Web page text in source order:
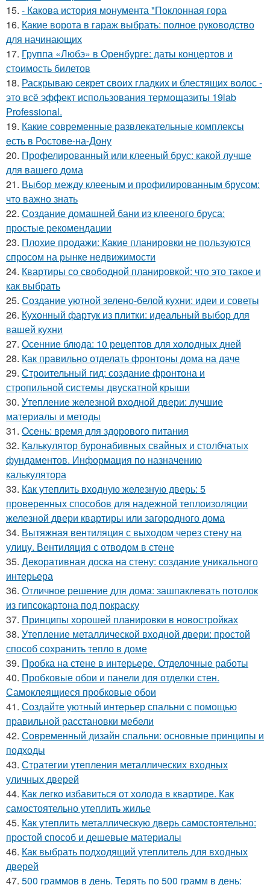
15. - Какова история монумента "Поклонная гора
16. Какие ворота в гараж выбрать: полное руководство
для начинающих
17. Группа «Любэ» в Оренбурге: даты концертов и
стоимость билетов
18. Раскрываю секрет своих гладких и блестящих волос -
это всё эффект использования термощазиты 19lab
Professional.
19. Какие современные развлекательные комплексы
есть в Ростове-на-Дону
20. Профелированный или клееный брус: какой лучше
для вашего дома
21. Выбор между клееным и профилированным брусом:
что важно знать
22. Создание домашней бани из клееного бруса:
простые рекомендации
23. Плохие продажи: Какие планировки не пользуются
спросом на рынке недвижимости
24. Квартиры со свободной планировкой: что это такое и
как выбрать
25. Создание уютной зелено-белой кухни: идеи и советы
26. Кухонный фартук из плитки: идеальный выбор для
вашей кухни
27. Осенние блюда: 10 рецептов для холодных дней
28. Как правильно отделать фронтоны дома на даче
29. Строительный гид: создание фронтона и
стропильной системы двускатной крыши
30. Утепление железной входной двери: лучшие
материалы и методы
31. Осень: время для здорового питания
32. Калькулятор буронабивных свайных и столбчатых
фундаментов. Информация по назначению
калькулятора
33. Как утеплить входную железную дверь: 5
проверенных способов для надежной теплоизоляции
железной двери квартиры или загородного дома
34. Вытяжная вентиляция с выходом через стену на
улицу. Вентиляция с отводом в стене
35. Декоративная доска на стену: создание уникального
интерьера
36. Отличное решение для дома: зашпаклевать потолок
из гипсокартона под покраску
37. Принципы хорошей планировки в новостройках
38. Утепление металлической входной двери: простой
способ сохранить тепло в доме
39. Пробка на стене в интерьере. Отделочные работы
40. Пробковые обои и панели для отделки стен.
Самоклеящиеся пробковые обои
41. Создайте уютный интерьер спальни с помощью
правильной расстановки мебели
42. Современный дизайн спальни: основные принципы и
подходы
43. Стратегии утепления металлических входных
уличных дверей
44. Как легко избавиться от холода в квартире. Как
самостоятельно утеплить жилье
45. Как утеплить металлическую дверь самостоятельно:
простой способ и дешевые материалы
46. Как выбрать подходящий утеплитель для входных
дверей
47. 500 граммов в день. Терять по 500 грамм в день: